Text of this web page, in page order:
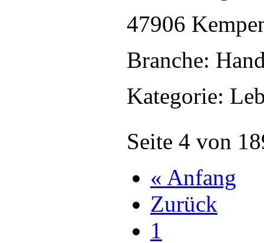
47906
Branche:
Kategorie:
Seite 4 von
« Anfang
Zurück
1